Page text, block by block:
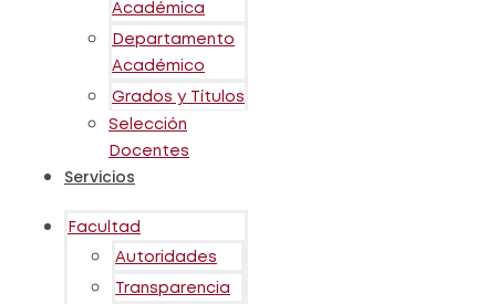
Académica
Departamento
Académico
Grados y Títulos
Selección
Docentes
Servicios
Facultad
Autoridades
Transparencia